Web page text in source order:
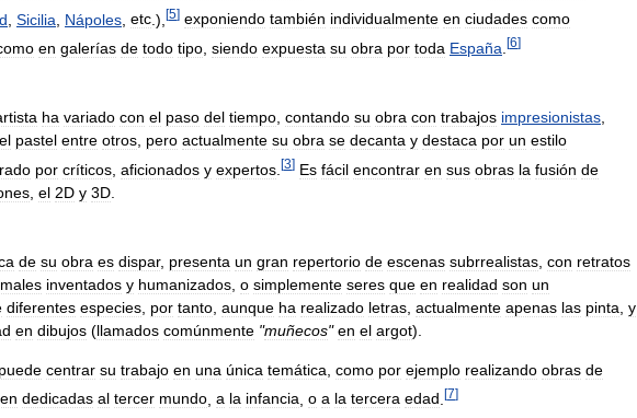
Sicilia Nápoles etc .), [5] exponiendo también individualmente en ciudades como
en galerías de todo tipo siendo expuesta su obra por toda España [6]
ha variado con el paso del tiempo contando su obra con trabajos impresionistas
pastel entre otros pero actualmente su obra se decanta y destaca por un estilo
por críticos aficionados y expertos [3] Es fácil encontrar en sus obras la fusión de
el 2D y 3D
de su obra es dispar, presenta un gran repertorio de escenas subrrealistas con retratos
inventados y humanizados o simplemente seres que en realidad son un
diferentes especies por tanto aunque ha realizado letras actualmente apenas las pinta y
en dibujos (llamados comúnmente "muñecos" en el argot).
puede centrar su trabajo en una única temática como por ejemplo realizando obras de
dedicadas al tercer mundo a la infancia o a la tercera edad [7]